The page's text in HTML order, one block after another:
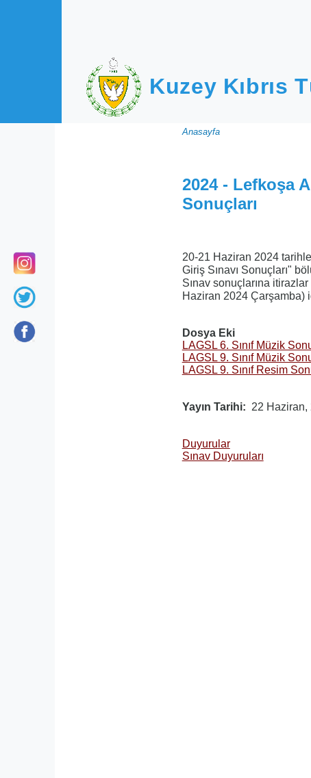
Kuzey Kıbrıs
Sayfa
yolu
Anasayfa
2024 - Lefkoşa
Sonuçları
20-21 Haziran 2024
Giriş Sınavı Sonuçları"
Sınav sonuçlarına
Haziran 2024 Çarşamba)
Dosya Eki
LAGSL 6. Sınıf Müzik
LAGSL 9. Sınıf Müzik
LAGSL 9. Sınıf Resim
Yayın Tarihi 22 Haziran,
Duyurular
Sınav Duyuruları